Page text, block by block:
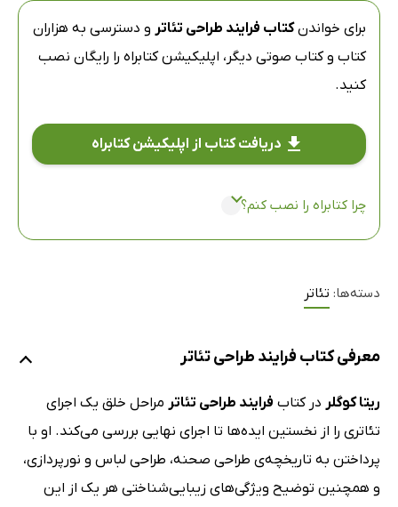
برای خواندنکتاب فرایند طراحی تئاتر و دسترسی به هزاران
کتاب و کتاب صوتی دیگر، اپلیکیشن کتابراه را رایگان نصب
کنید.
دریافت کتاب از اپلیکیشن کتابراه
چرا کتابراه را نصب کنم؟
دسته‌ها: تئاتر
معرفی کتاب فرایند طراحی تئاتر
ریتا کوگلر در کتاب فرایند طراحی تئاتر مراحل خلق یک اجرای
تئاتری را از نخستین ایده‌ها تا اجرای نهایی بررسی می‌کند. او با
پرداختن به تاریخچه‌ی طراحی صحنه، طراحی لباس و نورپردازی،
و همچنین توضیح ویژگی‌های زیبایی‌شناختی هر یک از این